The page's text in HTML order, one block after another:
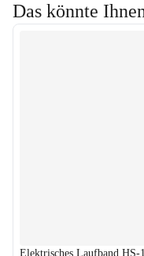
Das könnte
Elektrisches Laufband